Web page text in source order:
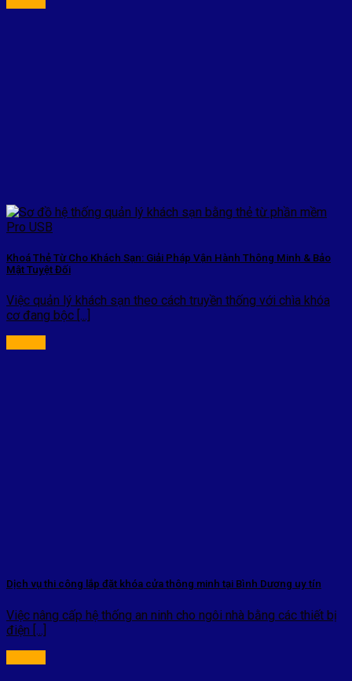
Khoá Thẻ Từ Cho Khách Sạn: Giải Pháp Vận Hành Thông Minh & Bảo
Mật Tuyệt Đối
Việc quản lý khách sạn theo cách truyền thống với chìa khóa
cơ đang bộc [...]
Dịch vụ thi công lắp đặt khóa cửa thông minh tại Bình Dương uy tín
Việc nâng cấp hệ thống an ninh cho ngôi nhà bằng các thiết bị
điện [...]